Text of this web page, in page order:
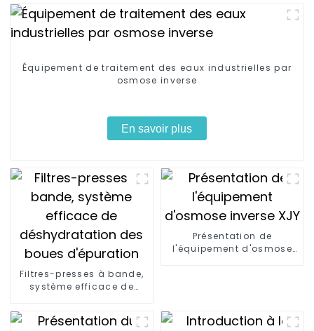
Équipement de traitement des eaux industrielles par
osmose inverse
En savoir plus
Filtres-presses à bande,
système efficace de
Présentation de
l'équipement d'osmose